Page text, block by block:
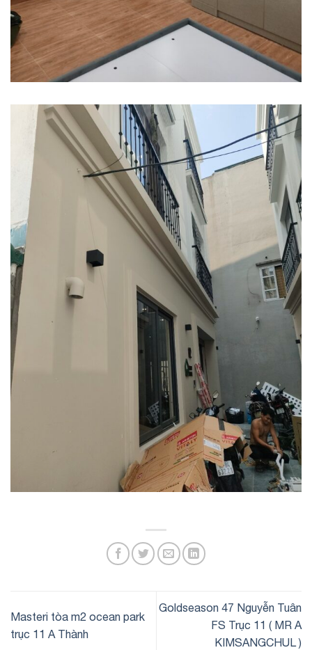
Masteri tòa m2 ocean park
trục 11 A Thành
Goldseason 47 Nguyễn Tuân
FS Trục 11 ( MR A
KIMSANGCHUL )